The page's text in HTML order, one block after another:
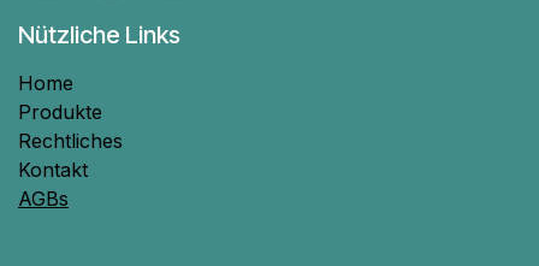
Nützliche Links
Home
Produkte
Rechtliches
Kontakt
AGBs